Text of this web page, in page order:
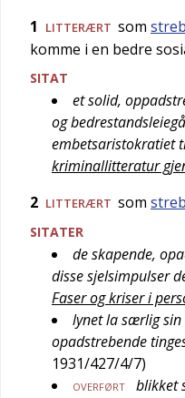
1 LITTERÆRT som
komme i en bedre
SITAT
et solid,
og
embetsaristokratiet
kriminallitteratur
2 LITTERÆRT som
SITATER
de skapende,
disse sjelsimpulser
Faser og kriser i
lynet la særlig sin
opadstrebende
1931/427/4/7)
OVERFØRT
blikket